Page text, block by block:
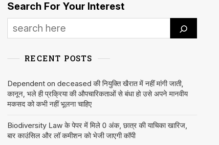
Search For Your Interest
RECENT POSTS
Dependent on deceased की नियुक्ति खैरात में नहीं मांगी जाती,
कानून, भले ही प्रक्रिया की औपचारिकताओं से बंधा हो उसे अपने मानवीय
मकसद को कभी नहीं भूलना चाहिए
Biodiversity Law के पेपर में मिले 0 अंक, छात्र की याचिका खारिज,
बार काउंसिल और लॉ कमीशन को भेजी जाएगी कॉपी